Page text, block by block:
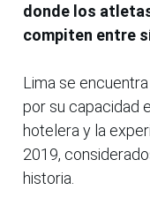
donde los
compiten entre
Lima se
por su capacidad
hotelera y la
2019,
historia.